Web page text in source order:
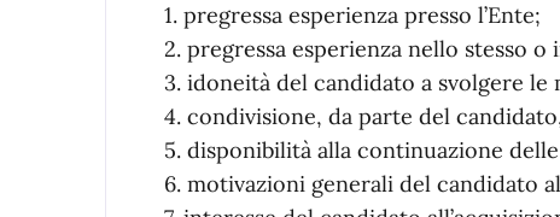
1. pregressa esperienza presso l’Ente;
2. pregressa esperienza nello stesso o
3. idoneità del candidato a svolgere
4. condivisione, da parte del
5. disponibilità alla continuazione
6. motivazioni generali del candidato